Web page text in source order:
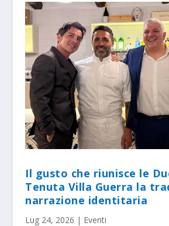
Il gusto che riunisce le
Tenuta Villa Guerra la
narrazione identitaria
Lug 24, 2026 | Eventi